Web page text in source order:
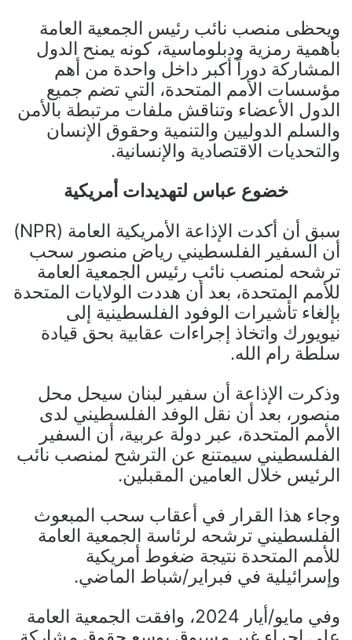
ويحظى منصب نائب رئيس الجمعية العامة
بأهمية رمزية ودبلوماسية، كونه يمنح الدول
المشاركة دوراً أكبر داخل واحدة من أهم
مؤسسات الأمم المتحدة، التي تضم جميع
الدول الأعضاء وتناقش ملفات مرتبطة بالأمن
والسلم الدوليين والتنمية وحقوق الإنسان
والتحديات الاقتصادية والإنسانية.
خضوع عباس لتهديدات أمريكية
سبق أن أكدت الإذاعة الأمريكية العامة (NPR)
أن السفير الفلسطيني رياض منصور سحب
ترشحه لمنصب نائب رئيس الجمعية العامة
للأمم المتحدة، بعد أن هددت الولايات المتحدة
بإلغاء تأشيرات الوفود الفلسطينية إلى
نيويورك واتخاذ إجراءات عقابية بحق قيادة
سلطة رام الله.
وذكرت الإذاعة أن سفير لبنان سيحل محل
منصور، بعد أن نقل الوفد الفلسطيني لدى
الأمم المتحدة، عبر دولة عربية، أن السفير
الفلسطيني سيمتنع عن الترشح لمنصب نائب
الرئيس خلال العامين المقبلين.
وجاء هذا القرار في أعقاب سحب المبعوث
الفلسطيني ترشحه لرئاسة الجمعية العامة
للأمم المتحدة نتيجة ضغوط أمريكية
وإسرائيلية في فبراير/شباط الماضي.
وفي مايو/أيار 2024، وافقت الجمعية العامة